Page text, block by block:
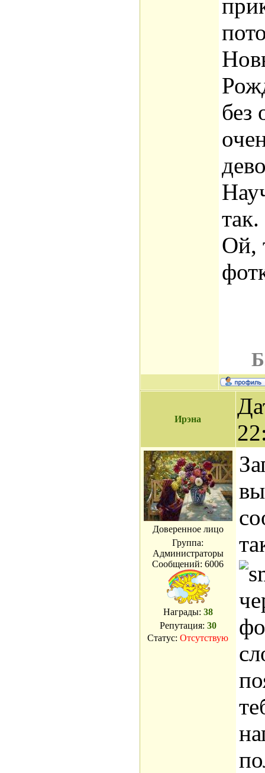
без
так.
Ой,
Ирэна
Доверенное лицо
Группа:
Администраторы
Сообщений:6006
Награды: 38
Репутация: 30
Статус:Отсутствую